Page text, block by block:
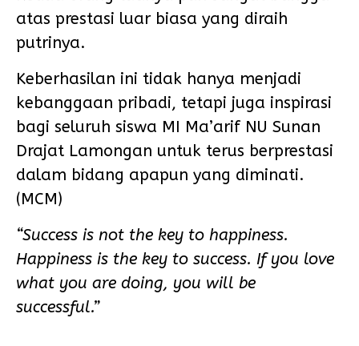
atas prestasi luar biasa yang diraih
putrinya.
Keberhasilan ini tidak hanya menjadi
kebanggaan pribadi, tetapi juga inspirasi
bagi seluruh siswa MI Ma’arif NU Sunan
Drajat Lamongan untuk terus berprestasi
dalam bidang apapun yang diminati.
(MCM)
“Success is not the key to happiness.
Happiness is the key to success. If you love
what you are doing, you will be
successful.”